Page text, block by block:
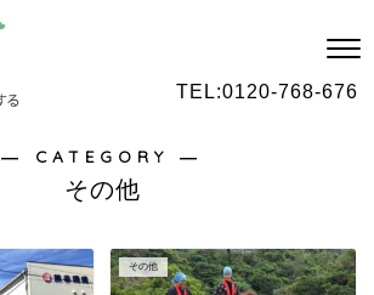
TEL:0120-768-676
― CATEGORY ―
その他
その他